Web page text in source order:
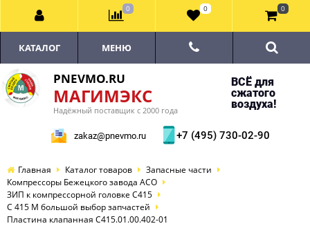
PNEVMO.RU
МАГИМЭКС
Надёжный поставщик с 2000 года
ВСЁ для
сжатого
воздуха!
zakaz@pnevmo.ru +7 (495) 730-02-90
КАТАЛОГ МЕНЮ
Главная Каталог товаров
Запасные части
Компрессоры Бежецкого завода АСО
ЗИП к компрессорной головке С415
С 415 М большой выбор запчастей
Пластина клапанная С415.01.00.402-01
0 0 0